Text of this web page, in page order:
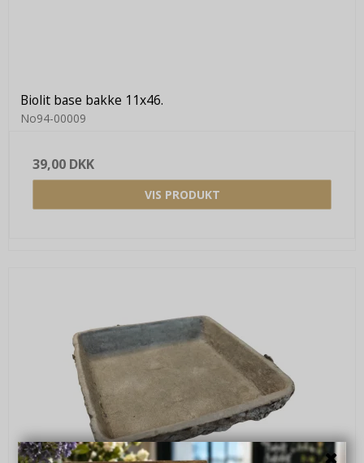
Biolit base bakke 11x46.
No94-00009
39,00 DKK
VIS PRODUKT